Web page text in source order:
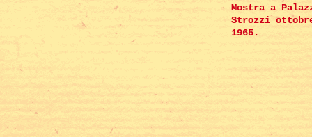
Mostra a
Strozzi
1965.